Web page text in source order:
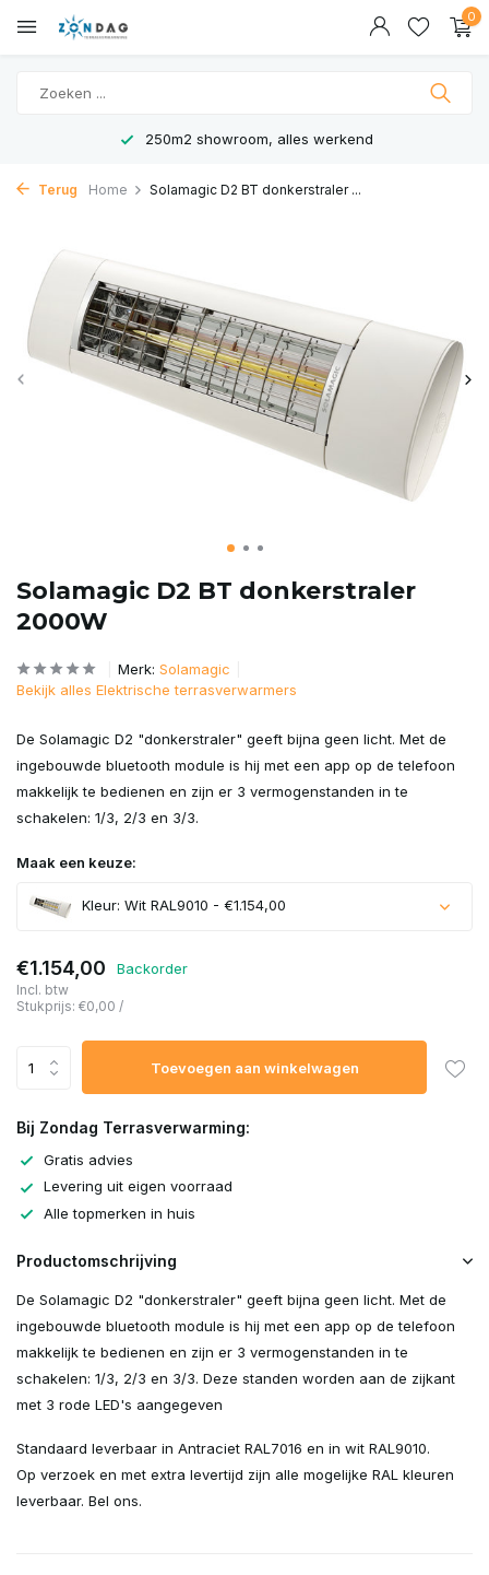
0
250m2 showroom, alles werkend
Terug Home Solamagic D2 BT donkerstraler ...
Solamagic D2 BT donkerstraler
2000W
Merk: Solamagic
Bekijk alles Elektrische terrasverwarmers
De Solamagic D2 "donkerstraler" geeft bijna geen licht. Met de
ingebouwde bluetooth module is hij met een app op de telefoon
makkelijk te bedienen en zijn er 3 vermogenstanden in te
schakelen: 1/3, 2/3 en 3/3.
Maak een keuze:
Kleur: Wit RAL9010 - €1.154,00
€1.154,00 Backorder
Incl. btw
Stukprijs: €0,00 /
Toevoegen aan winkelwagen
Bij Zondag Terrasverwarming:
Gratis advies
Levering uit eigen voorraad
Alle topmerken in huis
Productomschrijving
De Solamagic D2 "donkerstraler" geeft bijna geen licht. Met de
ingebouwde bluetooth module is hij met een app op de telefoon
makkelijk te bedienen en zijn er 3 vermogenstanden in te
schakelen: 1/3, 2/3 en 3/3. Deze standen worden aan de zijkant
met 3 rode LED's aangegeven
Standaard leverbaar in Antraciet RAL7016 en in wit RAL9010.
Op verzoek en met extra levertijd zijn alle mogelijke RAL kleuren
leverbaar. Bel ons.